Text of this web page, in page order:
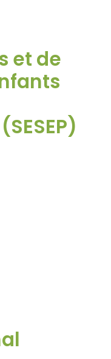
et de